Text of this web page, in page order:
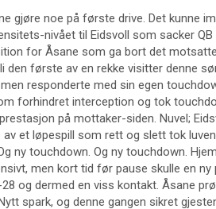
gjøre noe på første drive. Det kunne
nivået til Eidsvoll som sacker QB
for Åsane som ga bort det
den første av en rekke visitter denne
responderte med sin egen
forhindret interception og tok
på mottaker-siden. Nuvel;
et løpespill som rett og slett tok
ny touchdown. Og ny touchdown.
men kort tid før pause skulle en ny
og dermed en viss kontakt. Åsane
spark, og denne gangen sikret